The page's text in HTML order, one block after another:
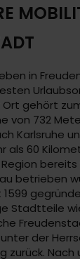
in
Ort gehört
von 732
Karlsruhe
als 60
betrieben
Stadtteile
der
zurück.